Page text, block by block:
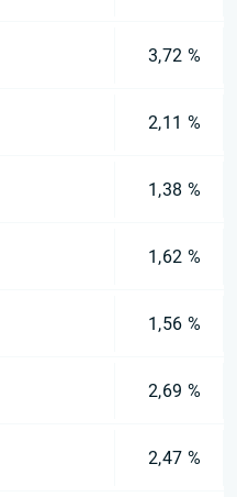
3,72 %
2,11 %
1,38 %
1,62 %
1,56 %
2,69 %
2,47 %